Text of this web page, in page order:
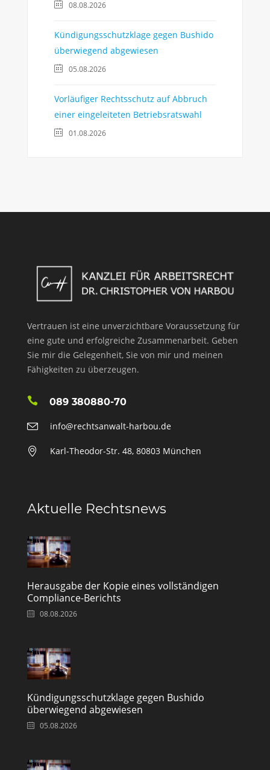
08.08.2026
Kündigungsschutzklage gegen Bushido
überwiegend abgewiesen
05.08.2026
Vorläufiger Rechtsschutz auf Abbruch
einer eingeleiteten Betriebsratswahl
01.08.2026
Vertrauen ist eine unverzichtbare Voraussetzung für
eine gute und erfolgreiche Zusammenarbeit. Geben
Sie mir die Gelegenheit, Sie von mir und meinen
Fähigkeiten zu überzeugen.
089 380880-70
info@rechtsanwalt-harbou.de
Karl-Theodor-Str. 48, 80803 München
Aktuelle Rechtsnews
Herausgabe der Kopie eines vollständigen
Compliance-Berichts
08.08.2026
Kündigungsschutzklage gegen Bushido
überwiegend abgewiesen
05.08.2026